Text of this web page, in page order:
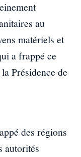
au
matériels et
a frappé ce
Présidence de
des régions
autorités